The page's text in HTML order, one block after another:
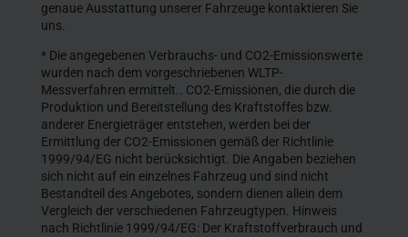
genaue Ausstattung unserer Fahrzeuge kontaktieren Sie
uns.
* Die angegebenen Verbrauchs- und CO2-Emissionswerte
wurden nach dem vorgeschriebenen WLTP-
Messverfahren ermittelt.. CO2-Emissionen, die durch die
Produktion und Bereitstellung des Kraftstoffes bzw.
anderer Energieträger entstehen, werden bei der
Ermittlung der CO2-Emissionen gemäß der Richtlinie
1999/94/EG nicht berücksichtigt. Die Angaben beziehen
sich nicht auf ein einzelnes Fahrzeug und sind nicht
Bestandteil des Angebotes, sondern dienen allein dem
Vergleich der verschiedenen Fahrzeugtypen. Hinweis
nach Richtlinie 1999/94/EG: Der Kraftstoffverbrauch und